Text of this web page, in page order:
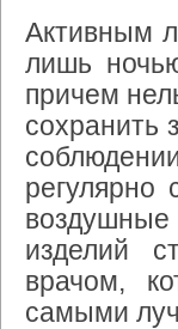
Активным
лишь
причем
сохранить
регулярно
изделий
врачом,
самыми